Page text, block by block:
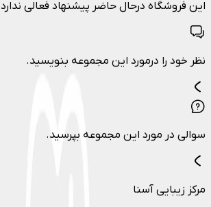
این فروشگاه درحال حاضر پیشنهاد فعالی ندارد
نظر خود را درمورد این مجموعه بنویسید.
سوالی در مورد این مجموعه بپرسید.
مرکز زیبایی آسنا